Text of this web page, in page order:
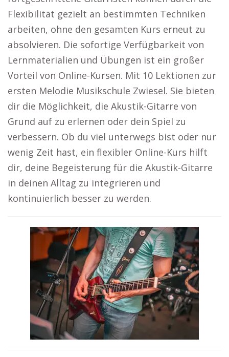
Flexibilität gezielt an bestimmten Techniken
arbeiten, ohne den gesamten Kurs erneut zu
absolvieren. Die sofortige Verfügbarkeit von
Lernmaterialien und Übungen ist ein großer
Vorteil von Online-Kursen. Mit 10 Lektionen zur
ersten Melodie Musikschule Zwiesel. Sie bieten
dir die Möglichkeit, die Akustik-Gitarre von
Grund auf zu erlernen oder dein Spiel zu
verbessern. Ob du viel unterwegs bist oder nur
wenig Zeit hast, ein flexibler Online-Kurs hilft
dir, deine Begeisterung für die Akustik-Gitarre
in deinen Alltag zu integrieren und
kontinuierlich besser zu werden.